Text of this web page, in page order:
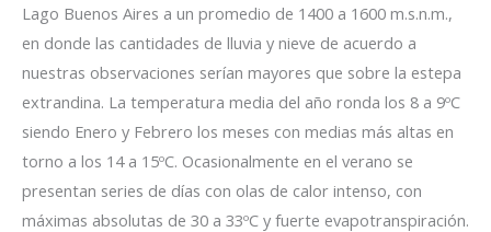
Lago Buenos Aires a un promedio de 1400 a 1600 m.s.n.m.,
en donde las cantidades de lluvia y nieve de acuerdo a
nuestras observaciones serían mayores que sobre la estepa
extrandina. La temperatura media del año ronda los 8 a 9ºC
siendo Enero y Febrero los meses con medias más altas en
torno a los 14 a 15ºC. Ocasionalmente en el verano se
presentan series de días con olas de calor intenso, con
máximas absolutas de 30 a 33ºC y fuerte evapotranspiración.